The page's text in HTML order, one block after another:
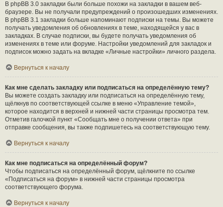
В phpBB 3.0 закладки были больше похожи на закладки в вашем веб-
браузере. Вы не получали предупреждений о произошедших изменениях.
В phpBB 3.1 закладки больше напоминают подписки на темы. Вы можете
получать уведомления об обновлениях в теме, находящейся у вас в
закладках. В случае подписки, вы будете получать уведомления об
изменениях в теме или форуме. Настройки уведомлений для закладок и
подписок можно задать на вкладке «Личные настройки» личного раздела.
Вернуться к началу
Как мне сделать закладку или подписаться на определённую тему?
Вы можете создать закладку или подписаться на определённую тему,
щёлкнув по соответствующей ссылке в меню «Управление темой»,
которое находится в верхней и нижней части страницы просмотра тем.
Отметив галочкой пункт «Сообщать мне о получении ответа» при
отправке сообщения, вы также подпишетесь на соответствующую тему.
Вернуться к началу
Как мне подписаться на определённый форум?
Чтобы подписаться на определённый форум, щёлкните по ссылке
«Подписаться на форум» в нижней части страницы просмотра
соответствующего форума.
Вернуться к началу